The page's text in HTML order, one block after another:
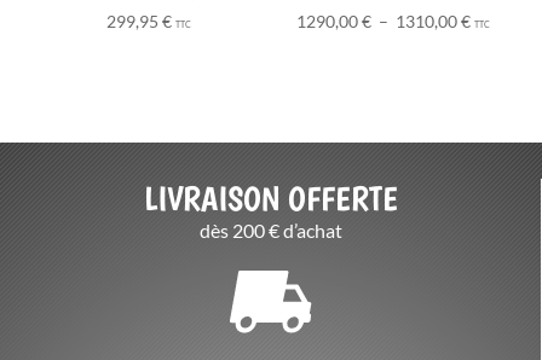
299,95€ TTC 1290,00€ – 1310,00€Plage
1310,00
TTC
LIVRAISON OFFERTE
dès 200 € d’achat